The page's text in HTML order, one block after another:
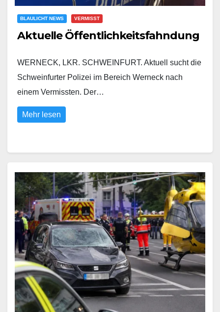
BLAULICHT NEWS VERMISST
Aktuelle Öffentlichkeitsfahndung
WERNECK, LKR. SCHWEINFURT. Aktuell sucht die
Schweinfurter Polizei im Bereich Werneck nach
einem Vermissten. Der…
Mehr lesen